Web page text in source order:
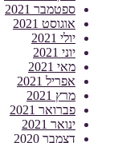
ספטמבר 2021
אוגוסט 2021
יולי 2021
יוני 2021
מאי 2021
אפריל 2021
מרץ 2021
פברואר 2021
ינואר 2021
דצמבר 2020